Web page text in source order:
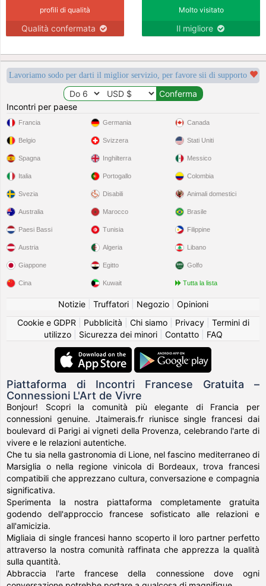
profili di qualità
Qualità confermata
Molto visitato
Il migliore
Lavoriamo sodo per darti il miglior servizio, per favore sii di supporto
Incontri per paese
Francia
Belgio
Spagna
Italia
Svezia
Germania
Svizzera
Inghilterra
Portogallo
Disabili
Canada
Stati Uniti
Messico
Colombia
Animali domestici
Australia
Paesi Bassi
Austria
Giappone
Cina
Marocco
Tunisia
Algeria
Egitto
Kuwait
Brasile
Filippine
Libano
Golfo
Tutta la lista
Notizie| Truffatori| Negozio| Opinioni
Cookie e GDPR
Pubblicità Chi siamo| Privacy| Termini di
utilizzo| Sicurezza dei minori| Contatto| FAQ
Piattaforma di Incontri Francese Gratuita –
Connessioni L'Art de Vivre
Bonjour! Scopri la comunità più elegante di Francia per
connessioni genuine. Jtaimerais.fr riunisce single francesi dai
boulevard di Parigi ai vigneti della Provenza, celebrando l'arte di
vivere e le relazioni autentiche.
Che tu sia nella gastronomia di Lione, nel fascino mediterraneo di
Marsiglia o nella regione vinicola di Bordeaux, trova francesi
compatibili che apprezzano cultura, conversazione e compagnia
significativa.
Sperimenta la nostra piattaforma completamente gratuita
godendo dell'approccio francese sofisticato alle relazioni e
all'amicizia.
Migliaia di single francesi hanno scoperto il loro partner perfetto
attraverso la nostra comunità raffinata che apprezza la qualità
sulla quantità.
Abbraccia l'arte francese della connessione dove ogni